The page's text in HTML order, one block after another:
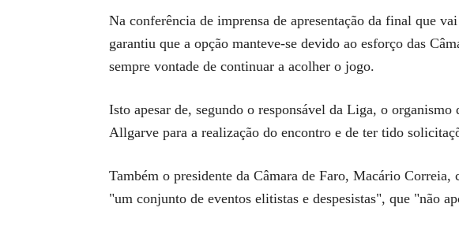
Na conferência de imprensa de apresentação da final que
garantiu que a opção manteve-se devido ao esforço das
sempre vontade de continuar a acolher o jogo.
Isto apesar de, segundo o responsável da Liga, o
Allgarve para a realização do encontro e de ter tido
Também o presidente da Câmara de Faro, Macário
"um conjunto de eventos elitistas e despesistas", que "não